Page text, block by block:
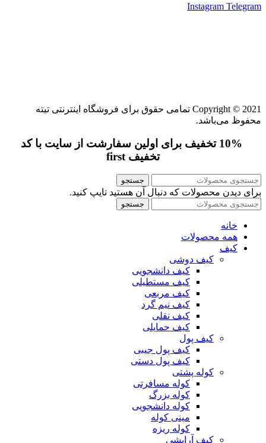
Instagram Telegram
Copyright © 2021 تمامی حقوق برای فروشگاه اینترنتی تیته
محفوظ می‌باشد.
10% تخفیف برای اولین سفارشت از سایت با کد
تخفیف first
جستجو
برای دیدن محصولات که دنبال آن هستید تایپ کنید.
جستجو
خانه
همه محصولات
کیف
کیف دوشی
کیف دانشجویی
کیف مستطیلی
کیف مربعی
کیف نیم گرد
کیف نقلی
کیف حمایلی
کیف پول
کیف پول جیبی
کیف پول دستی
کوله پشتی
کوله مسافرتی
کوله بزرگ
کوله دانشجویی
مینی کوله
کوله ریزه
کیف آرایشی